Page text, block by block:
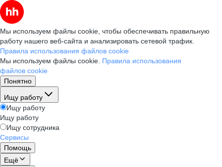
Мы используем файлы cookie, чтобы обеспечивать правильную
работу нашего веб-сайта и анализировать сетевой трафик.
Правила использования файлов cookie
Мы используем файлы cookie. Правила использования
файлов cookie
Понятно
Ищу работу
Ищу работу
Ищу работу
Ищу сотрудника
Сервисы
Помощь
Ещё